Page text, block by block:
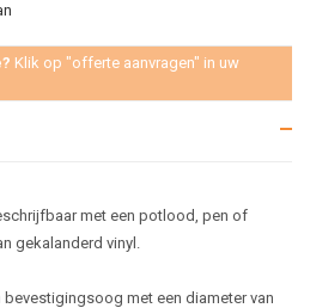
Klik op "offerte aanvragen" in uw
met een potlood, pen of
gekalanderd vinyl.
met een diameter van